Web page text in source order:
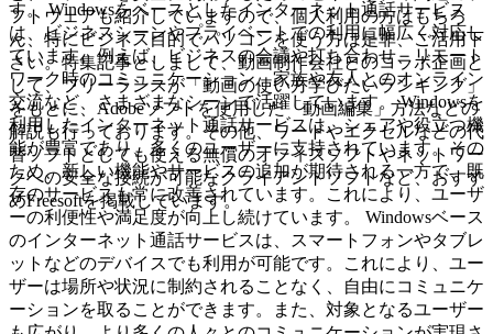
す。 Windowsをベースとしたインターネット通話サービス
は、ビジネスシーンやプライベートでの利用に幅広く対応し
ています。例えば、ビジネスの会議や打ち合わせ、リモート
ワーク時のコミュニケーション、家族や友人とのオンライン
交流など、さまざまなシーンで活躍しています。 Windowsを
利用したインターネット通話サービスは、シェアや役立つ機
能が豊富であり、多くのユーザーに支持されています。その
ため、新しい機能やサービスの追加が期待される一方で、既
存のサービスも常に改善されています。これにより、ユーザ
ーの利便性や満足度が向上し続けています。 Windowsベース
のインターネット通話サービスは、スマートフォンやタブレ
ットなどのデバイスでも利用が可能です。これにより、ユー
ザーは場所や状況に制約されることなく、自由にコミュニケ
ーションを取ることができます。また、対象となるユーザー
フトウェアも紹介していますので、個人利用の方はもちろ
ん、特にビジネス目的でパソコンを使う方は是非、ご活用下
さい。特集記事としまして、動画制作会社とのコラボ企画と
して、フリーランスが「動画の使い方学びたいランキング」
をもとに、Adobeソフトを使用した「動画編集」方法などの
解説も行っております。その他、ワードやエクセルなどの代
替ソフトとしても使える無償のオフィスソフトやネットワー
クへの安全な接続が可能なクライアントソフトなど、おすす
めFreesoftを掲載しています。